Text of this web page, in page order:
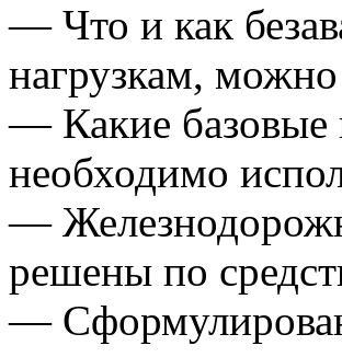
— Что и как
нагрузкам, можно
— Какие базовые
необходимо
—
решены по
—